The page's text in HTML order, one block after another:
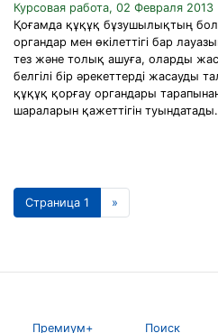
Курсовая работа, 02 Февраля 2013
Қоғамда құқұқ бұзушылықтың
органдар мен өкілеттігі бар
тез және толық ашуға, оларды
белгілі бір әрекеттерді жасауды
құқұқ қорғау органдары
шараларын қажеттігін туындатады.
Страница 1 »
Премиум+ Поиск